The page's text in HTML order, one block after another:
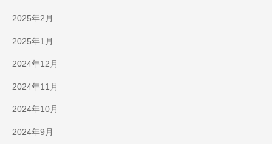
2025年2月
2025年1月
2024年12月
2024年11月
2024年10月
2024年9月